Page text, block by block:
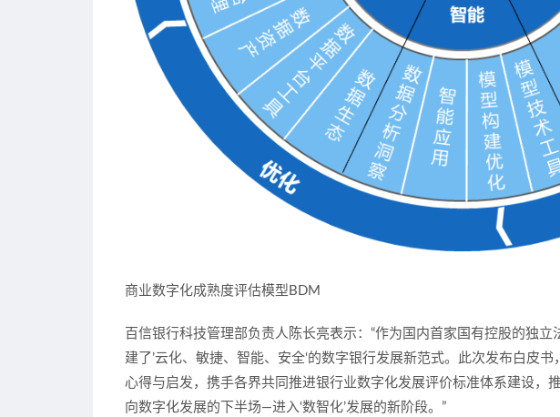
商业数字化成熟度评估模型BDM
百信银行科技管理部负责人陈长亮表示：“作为国内首家国有控股的独
建了’云化、敏捷、智能、安全‘的数字银行发展新范式。此次发布白皮
心得与启发，携手各界共同推进银行业数字化发展评价标准体系建设，
向数字化发展的下半场—进入‘数智化’发展的新阶段。”